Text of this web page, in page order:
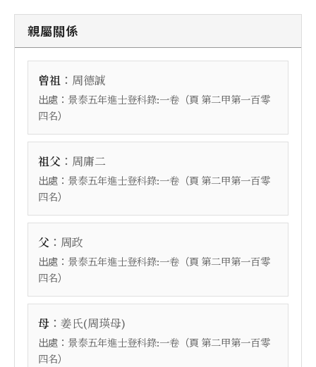
親屬關係
曾祖 ： 周德誠
出處： 景泰五年進士登科錄:一卷 （頁 第二甲第一百零
四名）
祖父 ： 周庸二
出處： 景泰五年進士登科錄:一卷 （頁 第二甲第一百零
四名）
父 ： 周政
出處： 景泰五年進士登科錄:一卷 （頁 第二甲第一百零
四名）
母 ： 姜氏(周瑛母)
出處： 景泰五年進士登科錄:一卷 （頁 第二甲第一百零
四名）